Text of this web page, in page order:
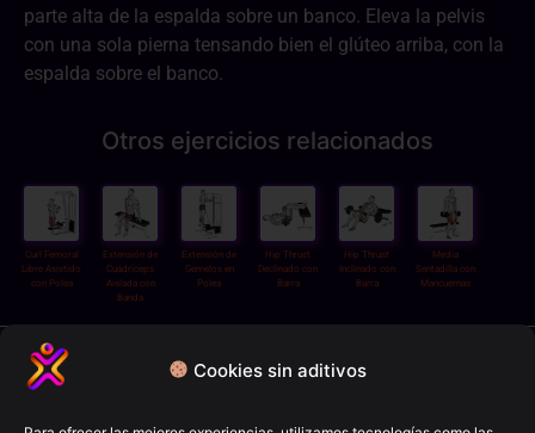
Cookies sin aditivos
parte alta de la espalda sobre un banco. Eleva la pelvis
con una sola pierna tensando bien el glúteo arriba, con la
espalda sobre el banco.
Otros ejercicios relacionados
Curl Femoral
Libre Asistido
con Polea
Extensión de
Cuádriceps
Aislada con
Banda
Extensión de
Gemelos en
Polea
Hip Thrust
Declinado con
Barra
Hip Thrust
Inclinado con
Barra
Media
Sentadilla con
Mancuernas